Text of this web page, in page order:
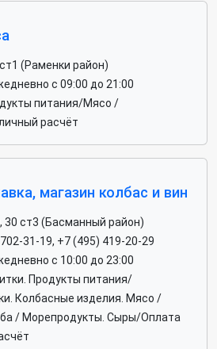
(Раменки район)
с 09:00 до 21:00
питания/Мясо /
расчёт
магазин колбас и вин
30 ст3 (Басманный район)
31-19, +7 (495) 419-20-29
с 10:00 до 23:00
Продукты питания/
Колбасные изделия. Мясо /
/ Морепродукты. Сыры/Оплата